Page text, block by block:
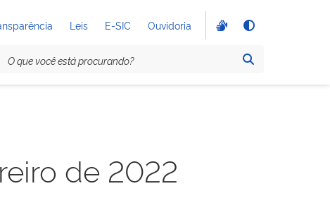
Leis E-SIC Ouvidoria
de 2022